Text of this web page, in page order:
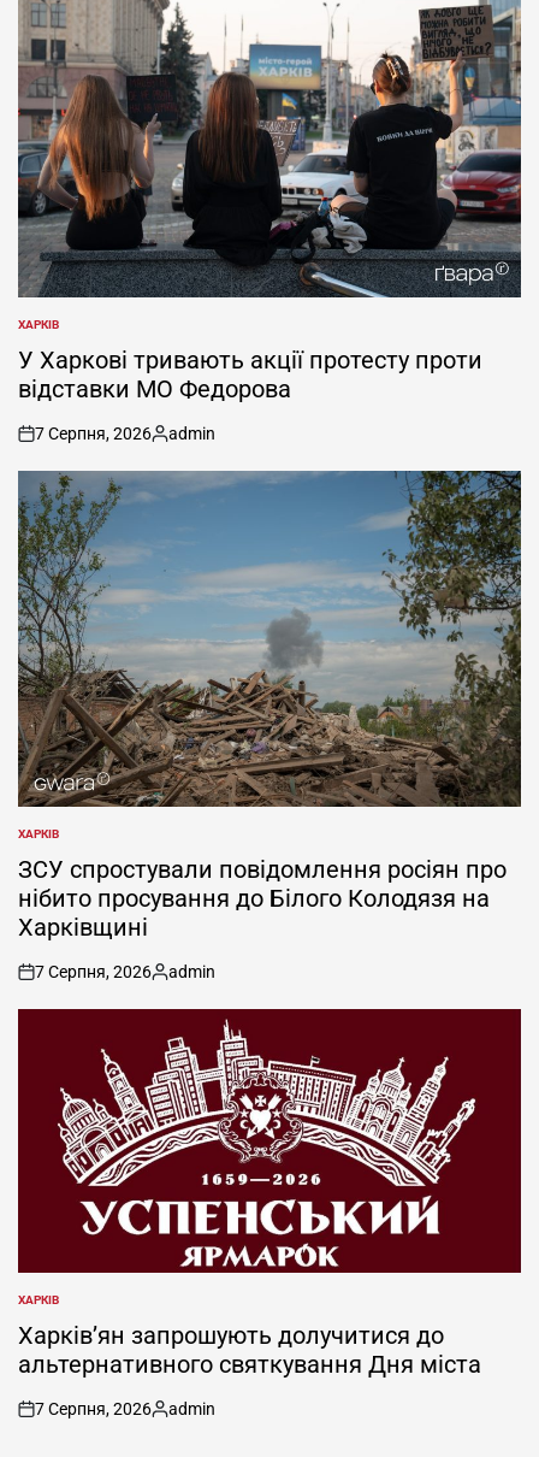
ОПУБЛІКУВАТИ
У
ХАРКІВ
У Харкові тривають акції протесту проти
відставки МО Федорова
on
7 Серпня, 2026
Опубліковано
admin
ОПУБЛІКУВАТИ
У
ХАРКІВ
ЗСУ спростували повідомлення росіян про
нібито просування до Білого Колодязя на
Харківщині
on
7 Серпня, 2026
Опубліковано
admin
ОПУБЛІКУВАТИ
У
ХАРКІВ
Харків’ян запрошують долучитися до
альтернативного святкування Дня міста
on
7 Серпня, 2026
Опубліковано
admin